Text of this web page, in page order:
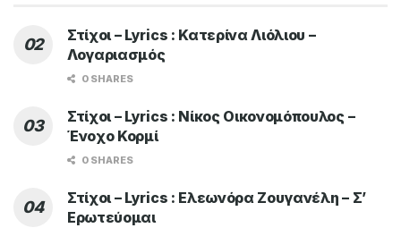
Στίχοι – Lyrics : Κατερίνα Λιόλιου –
Λογαριασμός
0 SHARES
Στίχοι – Lyrics : Νίκος Οικονομόπουλος –
Ένοχο Κορμί
0 SHARES
Στίχοι – Lyrics : Ελεωνόρα Ζουγανέλη – Σ’
Ερωτεύομαι